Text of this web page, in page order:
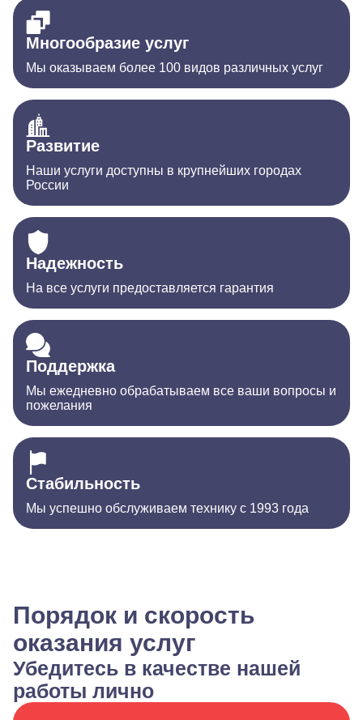
Многообразие услуг
Мы оказываем более 100 видов различных услуг
Развитие
Наши услуги доступны в крупнейших городах
России
Надежность
На все услуги предоставляется гарантия
Поддержка
Мы ежедневно обрабатываем все ваши вопросы и
пожелания
Стабильность
Мы успешно обслуживаем технику с 1993 года
Порядок и скорость
оказания услуг
Убедитесь в качестве нашей
работы лично